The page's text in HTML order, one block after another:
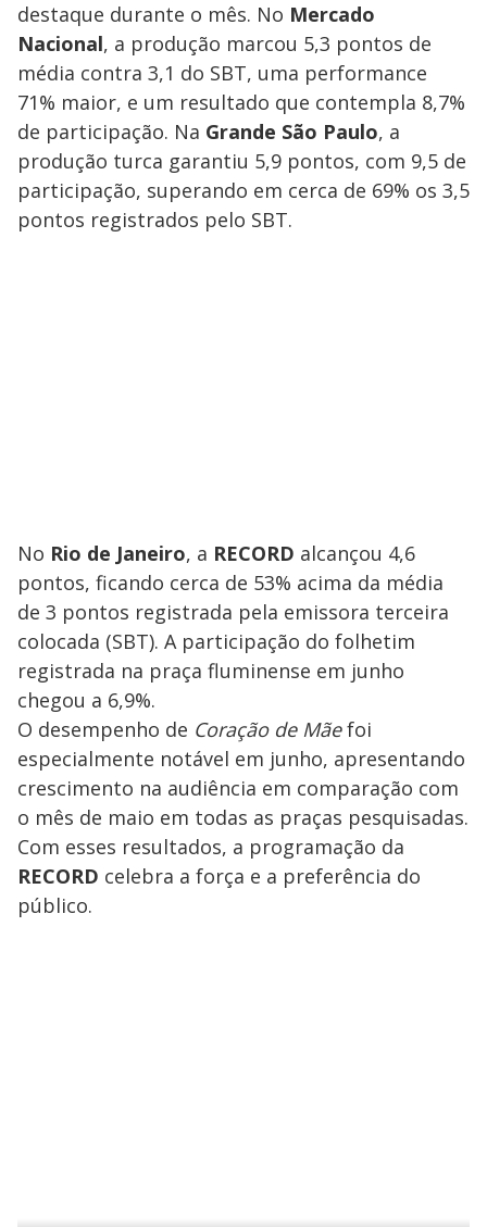
destaque durante o mês. No Mercado
Nacional, a produção marcou 5,3 pontos de
média contra 3,1 do SBT, uma performance
71% maior, e um resultado que contempla 8,7%
de participação. Na Grande São Paulo, a
produção turca garantiu 5,9 pontos, com 9,5 de
participação, superando em cerca de 69% os 3,5
pontos registrados pelo SBT.
No Rio de Janeiro, a RECORD alcançou 4,6
pontos, ficando cerca de 53% acima da média
de 3 pontos registrada pela emissora terceira
colocada (SBT). A participação do folhetim
registrada na praça fluminense em junho
chegou a 6,9%.
O desempenho de Coração de Mãefoi
especialmente notável em junho, apresentando
crescimento na audiência em comparação com
o mês de maio em todas as praças pesquisadas.
Com esses resultados, a programação da
RECORD celebra a força e a preferência do
público.